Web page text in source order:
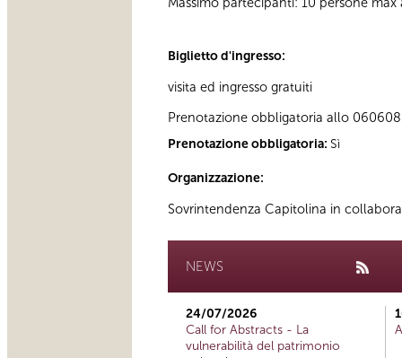
Biglietto d'ingresso:
visita ed ingresso gratuiti
Prenotazione obbligatoria allo
Prenotazione obbligatoria: Sì
Organizzazione:
Sovrintendenza Capitolina in
NEWS
24/07/2026
Call for Abstracts - La
vulnerabilità del patrimonio